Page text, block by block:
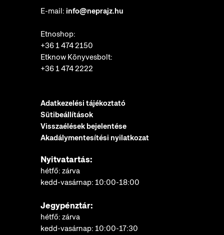
E-mail: info@neprajz.hu
Etnoshop:
+36 1 474 2150
Etknow Könyvesbolt:
+36 1 474 2222
Adatkezelési tájékoztató
Sütibeállítások
Visszaélések bejelentése
Akadálymentesítési nyilatkozat
Nyitvatartás:
hétfő: zárva
kedd-vasárnap: 10:00-18:00
Jegypénztár:
hétfő: zárva
kedd-vasárnap: 10:00-17:30